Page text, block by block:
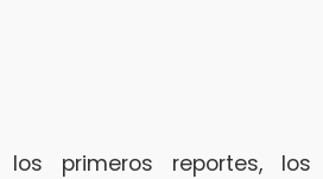
primeros reportes, los